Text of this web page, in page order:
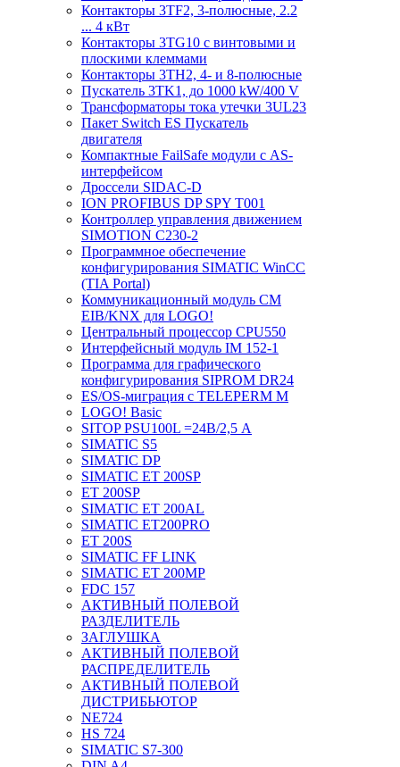
Контакторы 3TF2, 3-полюсные, 2.2
... 4 кВт
Контакторы 3TG10 c винтовыми и
плоскими клеммами
Контакторы 3TH2, 4- и 8-полюсные
Пускатель 3TK1, до 1000 kW/400 V
Трансформаторы тока утечки 3UL23
Пакет Switch ES Пускатель
двигателя
Компактные FailSafe модули с AS-
интерфейсом
Дроссели SIDAC-D
ION PROFIBUS DP SPY T001
Контроллер управления движением
SIMOTION C230-2
Программное обеспечение
конфигурирования SIMATIC WinCC
(TIA Portal)
Коммуникационный модуль CM
EIB/KNX для LOGO!
Центральный процессор CPU550
Интерфейсный модуль IM 152-1
Программа для графического
конфигурирования SIPROM DR24
ES/OS-миграция с TELEPERM M
LOGO! Basic
SITOP PSU100L =24В/2,5 A
SIMATIC S5
SIMATIC DP
SIMATIC ET 200SP
ET 200SP
SIMATIC ET 200AL
SIMATIC ET200PRO
ET 200S
SIMATIC FF LINK
SIMATIC ET 200MP
FDC 157
АКТИВНЫЙ ПОЛЕВОЙ
РАЗДЕЛИТЕЛЬ
ЗАГЛУШКА
АКТИВНЫЙ ПОЛЕВОЙ
РАСПРЕДЕЛИТЕЛЬ
АКТИВНЫЙ ПОЛЕВОЙ
ДИСТРИБЬЮТОР
NE724
HS 724
SIMATIC S7-300